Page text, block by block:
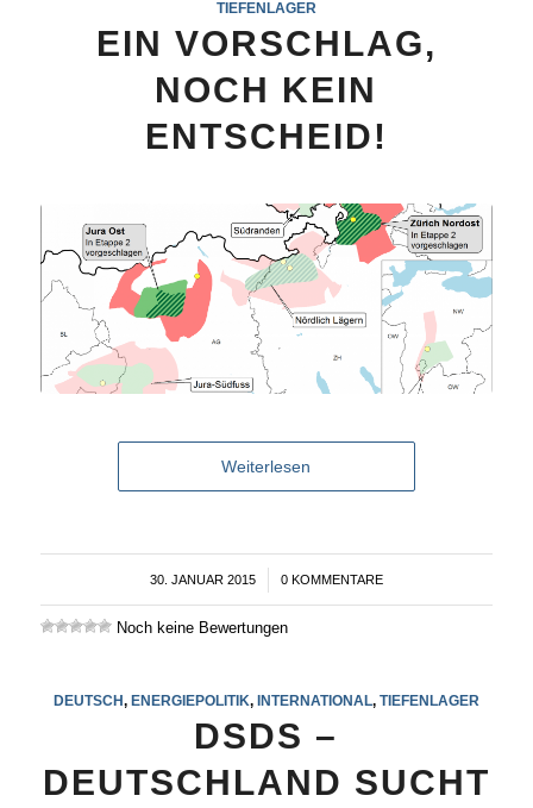
TIEFENLAGER
EIN VORSCHLAG,
NOCH KEIN
ENTSCHEID!
Weiterlesen
30. JANUAR 2015
/ 0 KOMMENTARE
Noch keine Bewertungen
DEUTSCH, ENERGIEPOLITIK, INTERNATIONAL, TIEFENLAGER
DSDS –
DEUTSCHLAND SUCHT